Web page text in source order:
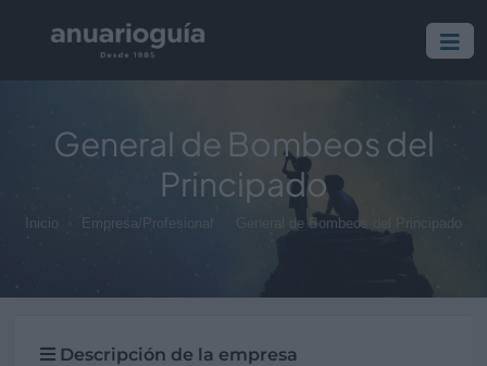
General de Bombeos del
Principado
Inicio Empresa/Profesional General de Bombeos del Principado
Descripción de la empresa